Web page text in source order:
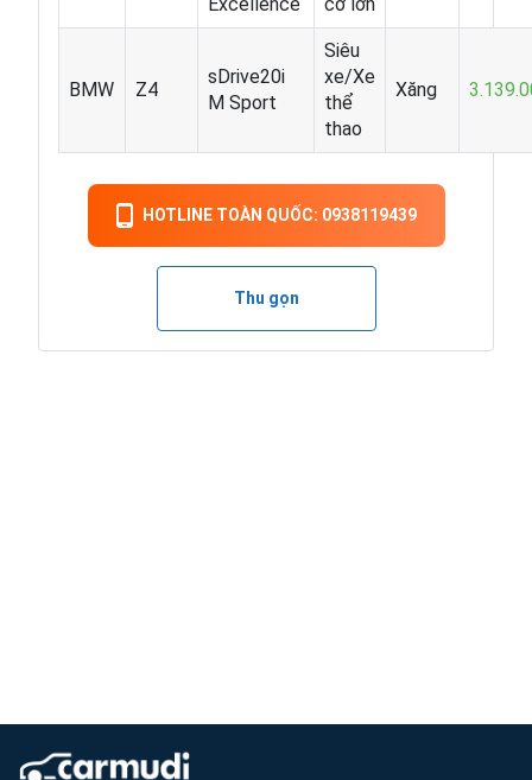
BMW Z4
sDrive20i
M Sport
Siêu
xe/Xe
thể
thao
Xăng
HOTLINE TOÀN QUỐC: 0938119439
Thu gọn